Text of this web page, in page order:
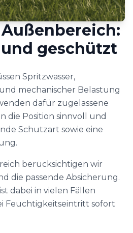
geschützt
Spritzwasser,
mechanischer Belastung
dafür zugelassene
die Position sinnvoll und
Schutzart sowie eine
berücksichtigen wir
die passende Absicherung.
dabei in vielen Fällen
Feuchtigkeitseintritt sofort